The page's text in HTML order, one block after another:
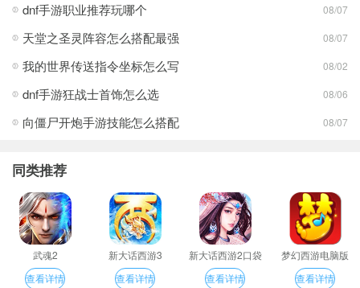
dnf手游职业推荐玩哪个 08/07
天堂之圣灵阵容怎么搭配最强 08/07
我的世界传送指令坐标怎么写 08/02
dnf手游狂战士首饰怎么选 08/06
向僵尸开炮手游技能怎么搭配 08/07
同类推荐
武魂2
查看详情
新大话西游3
查看详情
新大话西游2口袋
版
查看详情
梦幻西游电脑版
查看详情